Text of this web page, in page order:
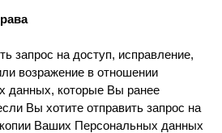
запрос на доступ, исправление,
возражение в отношении
данных, которые Вы ранее
Вы хотите отправить запрос на
Ваших Персональных данных